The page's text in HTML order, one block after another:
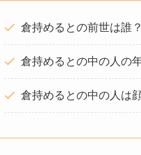
倉持めるとの前世は誰？
倉持めるとの中の人の
倉持めるとの中の人は